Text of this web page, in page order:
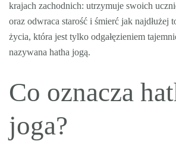
krajach zachodnich: utrzymuje swoich
oraz odwraca starość i śmierć jak najdłużej
życia, która jest tylko odgałęzieniem
nazywana hatha jogą.
Co oznacza
joga?